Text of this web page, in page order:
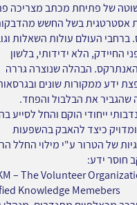
של פתיחת מכתב מצריכה
אסטרטגית בשל החשש
העולם עולות השאלות
החיידק, הלא ידידותי, בלשון
הבהלה שנוצרה גררה
ידע ממקורות שונים
שהגביר את הבלבול והפחד.
ייחודי הוקם והחל לסייע
ומדויק כיצד להאבק בהשפעות
של הטרור ע"י מילוי החלל
חוסר ידע:
– The Volunteer
Knowledge Memebers